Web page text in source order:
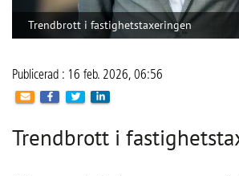
Trendbrott i fastighetstaxeringen
Publicerad : 16 feb. 2026, 06:56
Trendbrott i